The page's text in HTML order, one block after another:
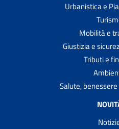
Urbanistica e
Mobilità e
Giustizia e
Tributi e
Salute,